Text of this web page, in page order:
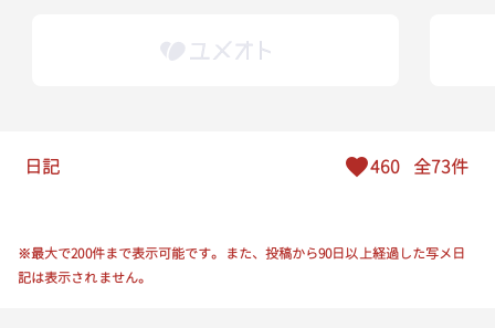
日記 460 全73件
※最大で200件まで表示可能です。また、投稿から90日以上経過した写メ日
記は表示されません。